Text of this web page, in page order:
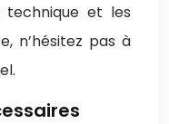
technique et les
n’hésitez pas à